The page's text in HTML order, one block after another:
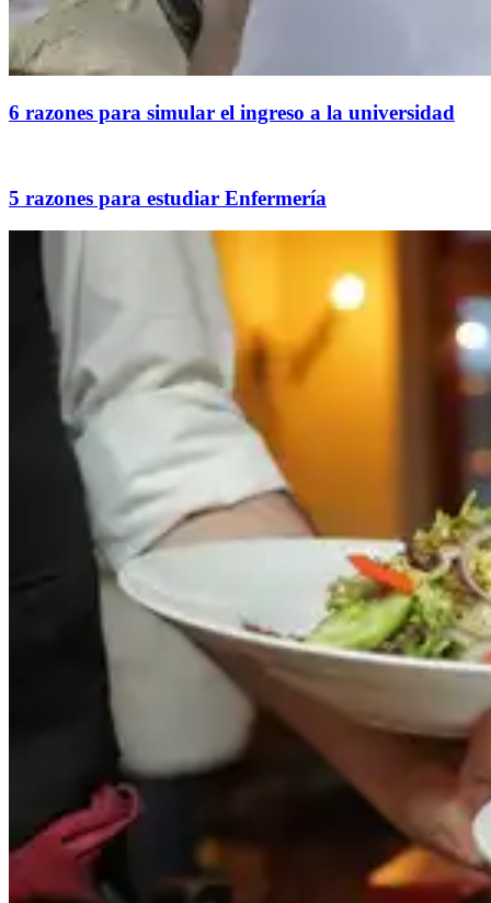
6 razones para simular el ingreso a la universidad
5 razones para estudiar Enfermería